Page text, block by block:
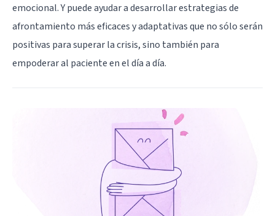
emocional. Y puede ayudar a desarrollar estrategias de
afrontamiento más eficaces y adaptativas que no sólo serán
positivas para superar la crisis, sino también para
empoderar al paciente en el día a día.